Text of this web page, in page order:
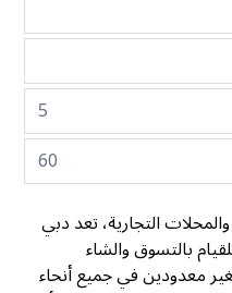
5
60
التجارية، تعد دبي
بالتسوق والشاء
معدودين في جميع أنحاء